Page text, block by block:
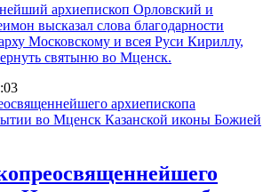
архиепископ Орловский и
высказал слова благодарности
Московскому и всея Руси Кириллу,
святыню во Мценск.